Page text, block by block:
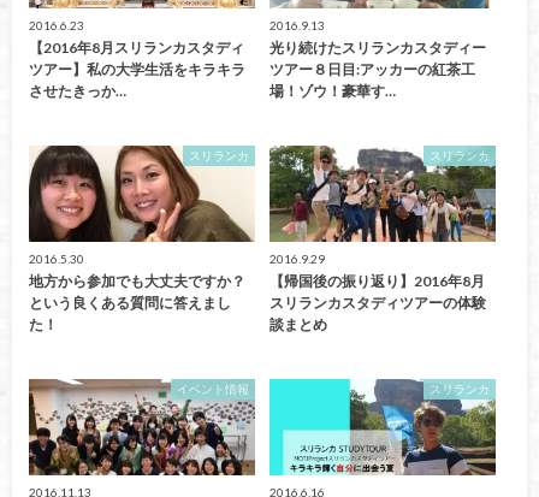
2016.6.23
【2016年8月スリランカスタディ
ツアー】私の大学生活をキラキラ
させたきっか…
2016.9.13
光り続けたスリランカスタディー
ツアー８日目:アッカーの紅茶工
場！ゾウ！豪華す…
スリランカ
2016.5.30
地方から参加でも大丈夫ですか？
という良くある質問に答えまし
た！
スリランカ
2016.9.29
【帰国後の振り返り】2016年8月
スリランカスタディツアーの体験
談まとめ
イベント情報
2016.11.13
スリランカ
2016.6.16